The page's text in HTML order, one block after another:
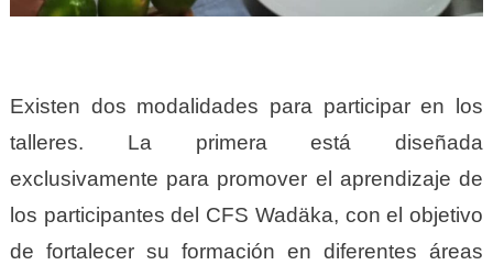
Existen dos modalidades para participar en los
talleres. La primera está diseñada
exclusivamente para promover el aprendizaje de
los participantes del CFS Wadäka, con el objetivo
de fortalecer su formación en diferentes áreas